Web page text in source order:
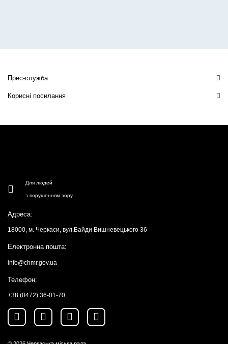
Прес-служба
Корисні посилання
Для людей
з порушенням зору
Адреса:
18000, м. Черкаси, вул.Байди Вишневецького 36
Електронна пошта:
info@chmr.gov.ua
Телефон:
+38 (0472) 36-01-70